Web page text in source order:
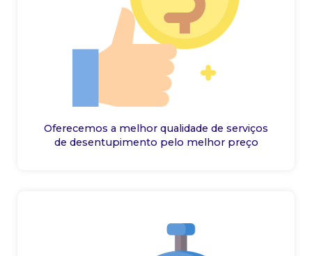
Oferecemos a melhor qualidade de serviços
de desentupimento pelo melhor preço